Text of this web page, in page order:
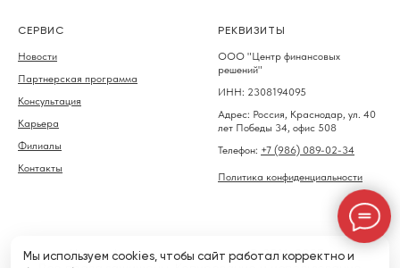
СЕРВИС
Новости
Партнерская программа
Консультация
Карьера
Филиалы
Контакты
РЕКВИЗИТЫ
ООО "Центр финансовых
решений"
ИНН: 2308194095
Адрес: Россия, Краснодар, ул. 40
лет Победы 34, офис 508
Телефон: +7 (986) 089-02-34
Политика конфиденциальности
Центр финансовых решений © 2016-2025г.
Мы используем cookies, чтобы сайт работал корректно и